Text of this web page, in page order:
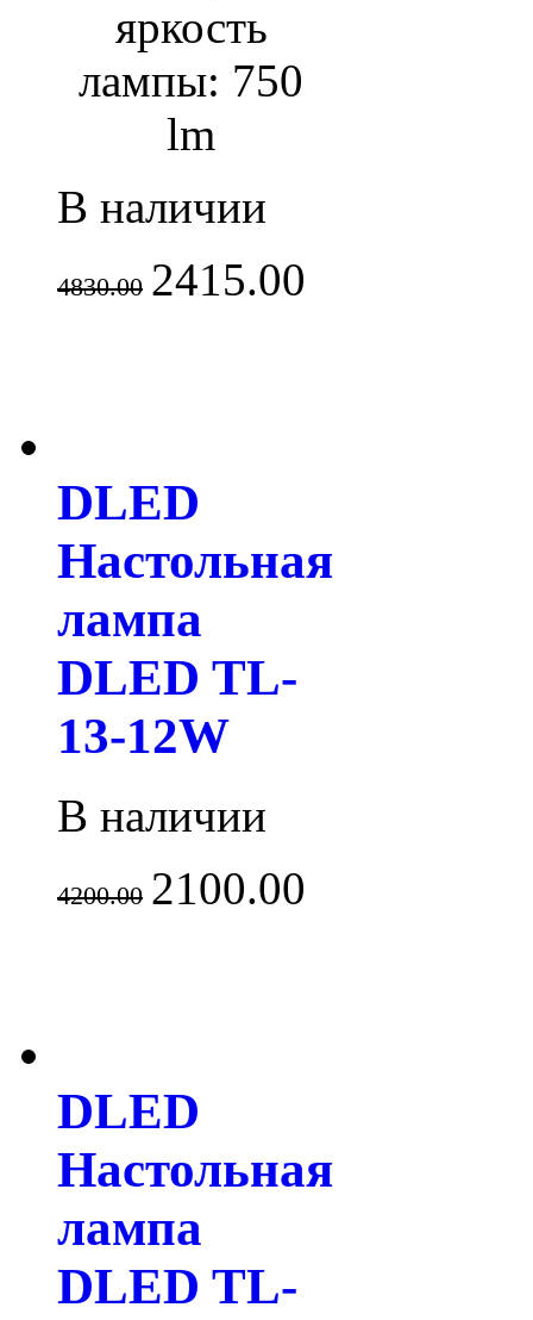
яркость
лампы: 750
lm
В наличии
4830.00 2415.00
DLED
Настольная
лампа
DLED TL-
13-12W
В наличии
4200.00 2100.00
DLED
Настольная
лампа
DLED TL-